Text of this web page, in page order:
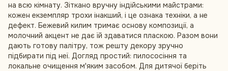
на всю кімнату. Зіткано вручну індійськими майстрами:
кожен екземпляр трохи інакший, і це ознака техніки, а не
дефект. Бежевий килим тримає основу композиції, а
молочний акцент не дає їй здаватися пласкою. Разом вони
дають готову палітру, тож решту декору зручно
підбирати під неї. Догляд простий: пилососіння та
локальне очищення м'яким засобом. Для дитячої беріть